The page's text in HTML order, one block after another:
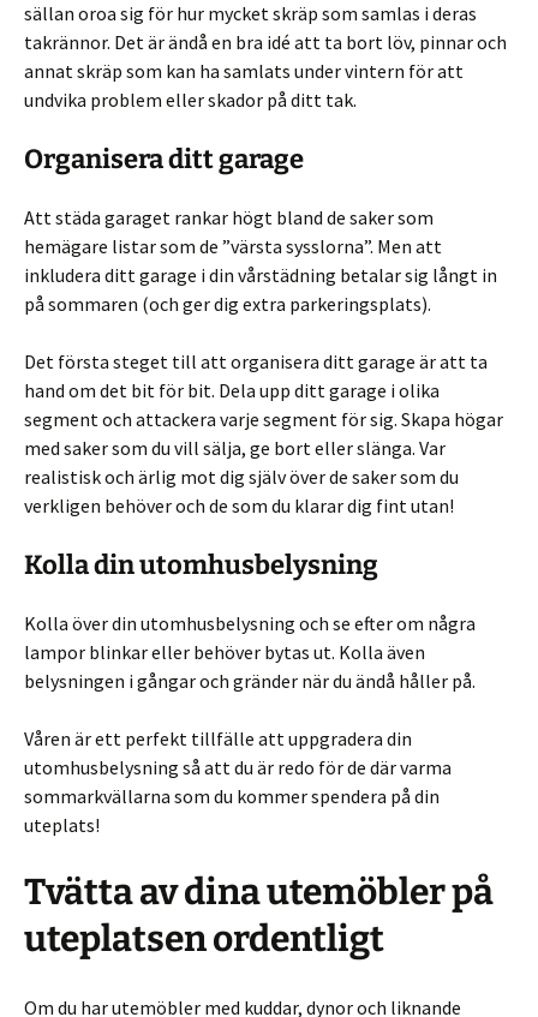
sällan oroa sig för hur mycket skräp som samlas i deras
takrännor. Det är ändå en bra idé att ta bort löv, pinnar och
annat skräp som kan ha samlats under vintern för att
undvika problem eller skador på ditt tak.
Organisera ditt garage
Att städa garaget rankar högt bland de saker som
hemägare listar som de ”värsta sysslorna”. Men att
inkludera ditt garage i din vårstädning betalar sig långt in
på sommaren (och ger dig extra parkeringsplats).
Det första steget till att organisera ditt garage är att ta
hand om det bit för bit. Dela upp ditt garage i olika
segment och attackera varje segment för sig. Skapa högar
med saker som du vill sälja, ge bort eller slänga. Var
realistisk och ärlig mot dig själv över de saker som du
verkligen behöver och de som du klarar dig fint utan!
Kolla din utomhusbelysning
Kolla över din utomhusbelysning och se efter om några
lampor blinkar eller behöver bytas ut. Kolla även
belysningen i gångar och gränder när du ändå håller på.
Våren är ett perfekt tillfälle att uppgradera din
utomhusbelysning så att du är redo för de där varma
sommarkvällarna som du kommer spendera på din
uteplats!
Tvätta av dina utemöbler på
uteplatsen ordentligt
Om du har utemöbler med kuddar, dynor och liknande